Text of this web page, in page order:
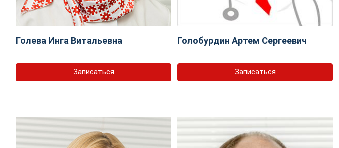
Голева Инга Витальевна
Записаться
Голобурдин Артем Сергеевич
Записаться